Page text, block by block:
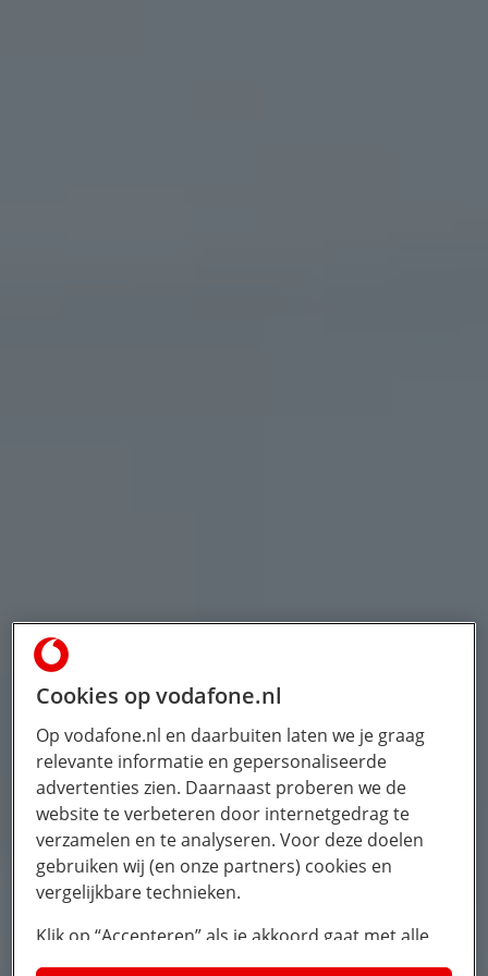
Cookies op vodafone.nl
Op vodafone.nl en daarbuiten laten we je graag
relevante informatie en gepersonaliseerde
advertenties zien. Daarnaast proberen we de
website te verbeteren door internetgedrag te
verzamelen en te analyseren. Voor deze doelen
gebruiken wij (en onze partners) cookies en
vergelijkbare technieken.
Klik op “Accepteren” als je akkoord gaat met alle
cookies. Kies je voor “Nee, liever niet”, dan